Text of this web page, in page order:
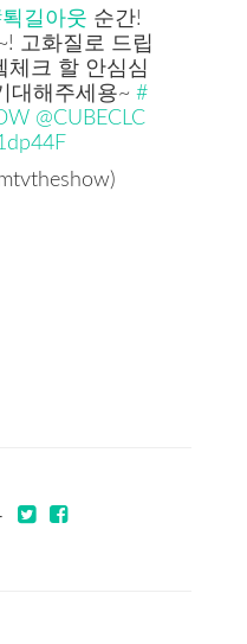
길아웃 순간!
고화질로 드립
체크 할 안심심
대해주세용~ #
@CUBECLC